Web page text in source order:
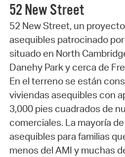
52 New Street
52 New Street, un
asequibles patrocinado
situado en North
Danehy Park y cerca de
En el terreno se están
viviendas asequibles con
3,000 pies cuadrados de
comerciales. La mayoría
asequibles para familias
menos del AMI y muchas